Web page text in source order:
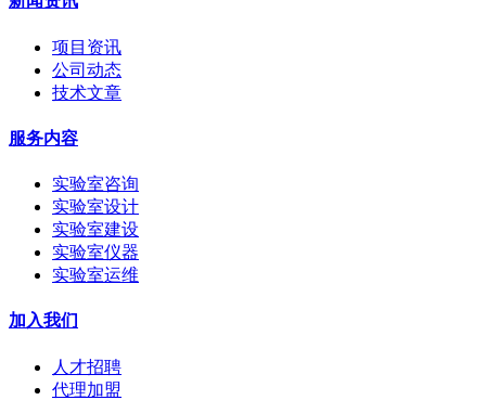
项目资讯
公司动态
技术文章
服务内容
实验室咨询
实验室设计
实验室建设
实验室仪器
实验室运维
加入我们
人才招聘
代理加盟